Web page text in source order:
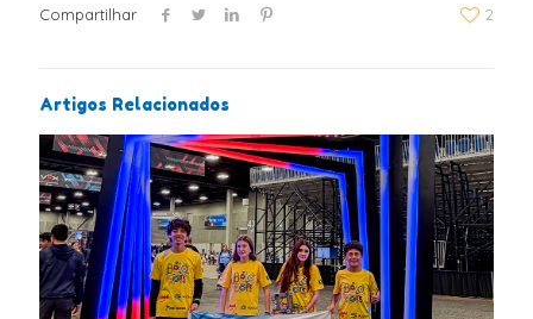
Compartilhar 2
Artigos Relacionados